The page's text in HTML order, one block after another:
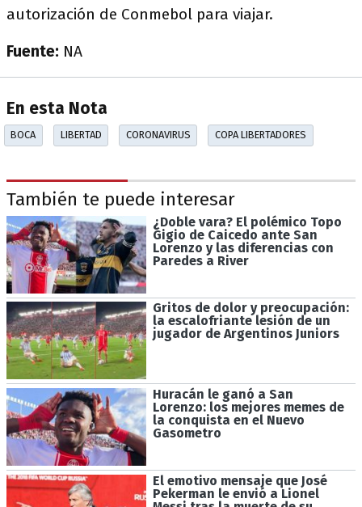
autorización de Conmebol para viajar.
Fuente: NA
En esta Nota
BOCA LIBERTAD CORONAVIRUS COPA LIBERTADORES
También te puede interesar
¿Doble vara? El polémico Topo
Gigio de Caicedo ante San
Lorenzo y las diferencias con
Paredes a River
Gritos de dolor y preocupación:
la escalofriante lesión de un
jugador de Argentinos Juniors
Huracán le ganó a San
Lorenzo: los mejores memes de
la conquista en el Nuevo
Gasometro
El emotivo mensaje que José
Pekerman le envió a Lionel